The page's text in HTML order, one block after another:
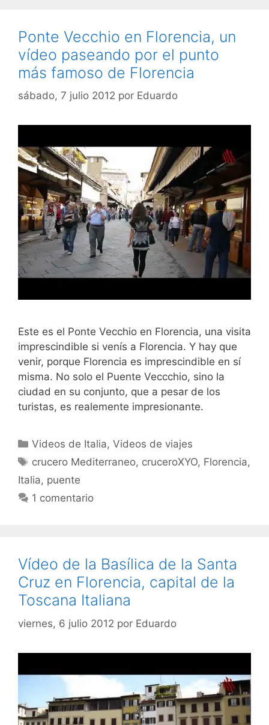
Ponte Vecchio en Florencia, un
vídeo paseando por el punto
más famoso de Florencia
sábado, 7 julio 2012 por Eduardo
Este es el Ponte Vecchio en Florencia, una visita
imprescindible si venís a Florencia. Y hay que
venir, porque Florencia es imprescindible en sí
misma. No solo el Puente Veccchio, sino la
ciudad en su conjunto, que a pesar de los
turistas, es realemente impresionante.
Categorías
Videos de Italia,Videos de viajes
Etiquetas
crucero Mediterraneo, cruceroXYO, Florencia,
Italia, puente
1 comentario
Vídeo de la Basílica de la Santa
Cruz en Florencia, capital de la
Toscana Italiana
viernes, 6 julio 2012 por Eduardo